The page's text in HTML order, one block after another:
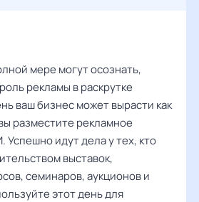
мере могут осознать,
рекламы в раскрутке
ваш бизнес может вырасти как
разместите рекламное
идут дела у тех, кто
выставок,
семинаров, аукционов и
этот день для